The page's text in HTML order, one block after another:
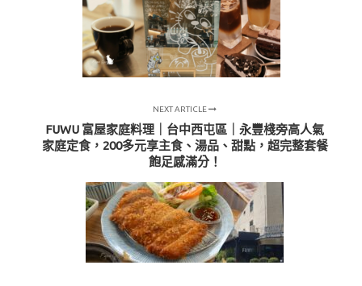
NEXT ARTICLE
FUWU 富屋家庭料理｜台中西屯區｜永豐棧旁高人氣
家庭定食，200多元享主食、湯品、甜點，超完整套餐
飽足感滿分！